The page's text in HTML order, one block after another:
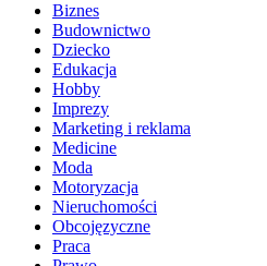
Biznes
Budownictwo
Dziecko
Edukacja
Hobby
Imprezy
Marketing i reklama
Medicine
Moda
Motoryzacja
Nieruchomości
Obcojęzyczne
Praca